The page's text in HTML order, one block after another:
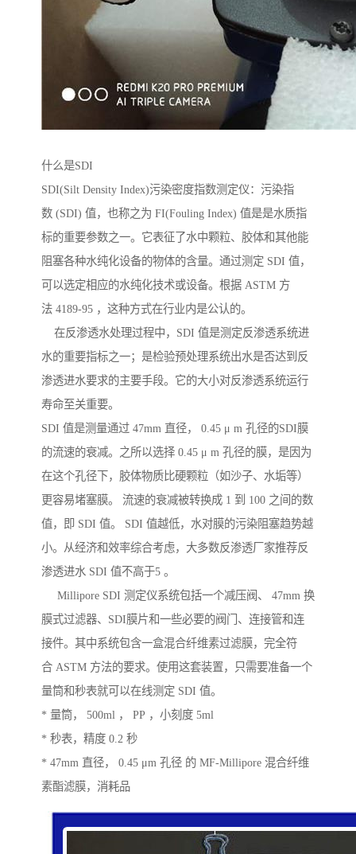
什么是SDI
SDI(Silt Density Index)污染密度指数测定仪：污染指
数 (SDI) 值，也称之为 FI(Fouling Index) 值是是水质指
标的重要参数之一。它表征了水中颗粒、胶体和其他能
阻塞各种水纯化设备的物体的含量。通过测定 SDI 值，
可以选定相应的水纯化技术或设备。根据 ASTM 方
法 4189-95 ，这种方式在行业内是公认的。
在反渗透水处理过程中，SDI 值是测定反渗透系统进
水的重要指标之一；是检验预处理系统出水是否达到反
渗透进水要求的主要手段。它的大小对反渗透系统运行
寿命至关重要。
SDI 值是测量通过 47mm 直径， 0.45 μ m 孔径的SDI膜
的流速的衰减。之所以选择 0.45 μ m 孔径的膜，是因为
在这个孔径下，胶体物质比硬颗粒（如沙子、水垢等）
更容易堵塞膜。 流速的衰减被转换成 1 到 100 之间的数
值，即 SDI 值。 SDI 值越低，水对膜的污染阻塞趋势越
小。从经济和效率综合考虑，大多数反渗透厂家推荐反
渗透进水 SDI 值不高于5 。
Millipore SDI 测定仪系统包括一个减压阀、 47mm 换
膜式过滤器、SDI膜片和一些必要的阀门、连接管和连
接件。其中系统包含一盒混合纤维素过滤膜，完全符
合 ASTM 方法的要求。使用这套装置，只需要准备一个
量筒和秒表就可以在线测定 SDI 值。
* 量筒， 500ml ， PP ，小刻度 5ml
* 秒表，精度 0.2 秒
* 47mm 直径， 0.45 μm 孔径 的 MF-Millipore 混合纤维
素酯滤膜，消耗品